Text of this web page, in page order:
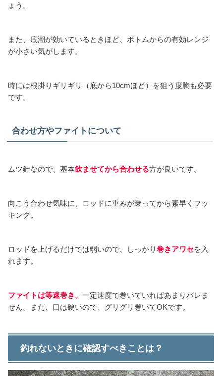
ょう。
また、底潮が効いているときほど、ボトムからの有効レンジ
が小さい気がします。
時には根掛りギリギリ（底から10cmほど）を狙う度胸も必要
です。
合わせ方やファイトについて
ムツ針なので、基本飲ませてから合わせる方が良いです。
向こう合わせ気味に、ロッドに重みが乗ってから素早くフッ
キング。
ロッドを上げるだけでは弱いので、しっかり巻きアワセを入
れます。
ファイトは等速巻き。 一定速度で巻いていればあまりバレま
せん。また、口は硬いので、グリグリ巻いてOKです。
釣れないときに確認すべきことは？